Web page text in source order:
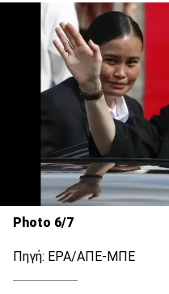
Photo 6/7
Πηγή: EPA/ΑΠΕ-ΜΠΕ